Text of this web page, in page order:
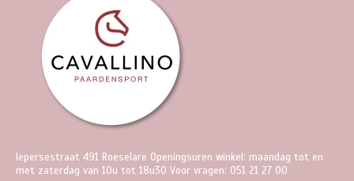
Iepersestraat 491 Roeselare Openingsuren winkel: maandag tot en
met zaterdag van 10u tot 18u30 Voor vragen: 051 21 27 00